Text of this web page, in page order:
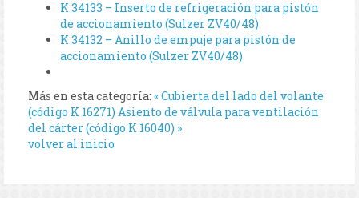
K 34133 – Inserto de refrigeración para pistón
de accionamiento (Sulzer ZV40/48)
K 34132 – Anillo de empuje para pistón de
accionamiento (Sulzer ZV40/48)
Más en esta categoría: « Cubierta del lado del volante
(código K 16271) Asiento de válvula para ventilación
del cárter (código K 16040) »
volver al inicio